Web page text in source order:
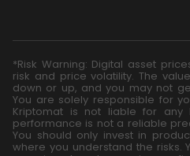
*Risk Warning: Digital asset
risk and price volatility. The
down or up, and you may not
You are solely responsible for
Kriptomat is not liable for any
performance is not a reliable
You should only invest in
where you understand the risks.